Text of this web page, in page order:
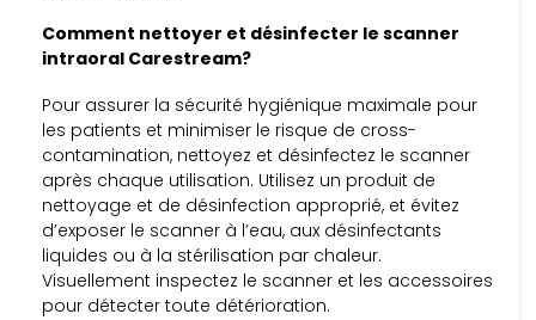
Comment nettoyer et désinfecter le scanner
intraoral Carestream?
Pour assurer la sécurité hygiénique maximale pour
les patients et minimiser le risque de cross-
contamination, nettoyez et désinfectez le scanner
après chaque utilisation. Utilisez un produit de
nettoyage et de désinfection approprié, et évitez
d’exposer le scanner à l’eau, aux désinfectants
liquides ou à la stérilisation par chaleur.
Visuellement inspectez le scanner et les accessoires
pour détecter toute détérioration.